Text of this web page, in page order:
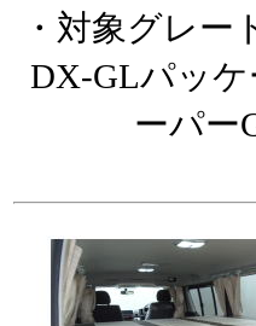
・対象グレー
DX-GLパッケ
ーパー